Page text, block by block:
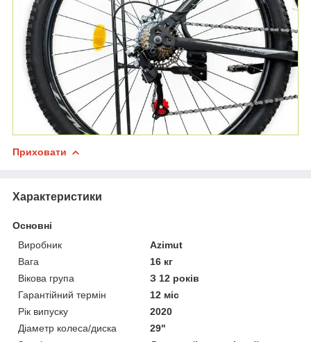
Приховати
Характеристики
Основні
Виробник
Azimut
Вага
16 кг
Вікова група
З 12 років
Гарантійний термін
12 міс
Рік випуску
2020
Діаметр колеса/диска
29"